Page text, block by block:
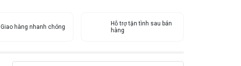
Giao hàng nhanh chóng
Hỗ trợ tận tình sau bán
hàng